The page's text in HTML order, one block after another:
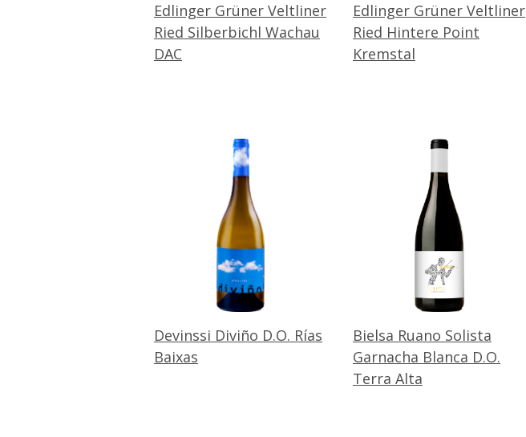
Edlinger Grüner Veltliner
Ried Silberbichl Wachau
DAC
Edlinger Grüner Veltliner
Ried Hintere Point
Kremstal
Devinssi Diviño D.O. Rías
Baixas
Bielsa Ruano Solista
Garnacha Blanca D.O.
Terra Alta